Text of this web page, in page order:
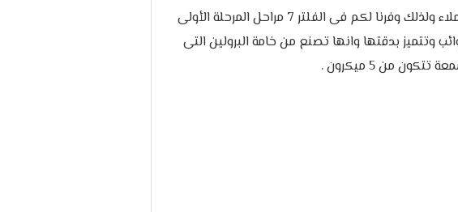
شرب مياه نقية أمر مهم جدا للعملاء ولذلك وفرنا لكم فى الفلتر 7 مراحل المرحلة الأولى
وتتميز بدقتها وانها تصنع من خامة البرولين التى
من 5 ميكرون .